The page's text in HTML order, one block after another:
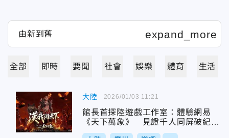
全部 即時 要聞 社會 娛樂 體育 生活
大陸
館長首探陸遊戲工作室：體驗網易
《天下萬象》 見證千人同屏破紀錄
之戰
2026/01/03 11:21